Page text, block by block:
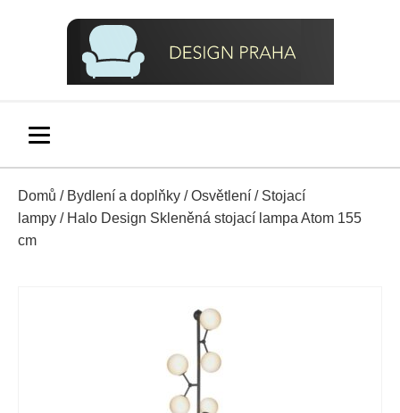
Domů / Bydlení a doplňky /Osvětlení / Stojací
lampy / Halo Design Skleněná stojací lampa Atom 155
cm